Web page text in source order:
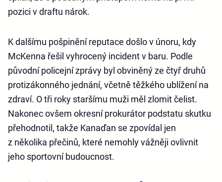
pozici v draftu nárok.
K dalšímu pošpinění reputace došlo v únoru, kdy
McKenna řešil vyhrocený incident v baru. Podle
původní policejní zprávy byl obviněný ze čtyř druhů
protizákonného jednání, včetně těžkého ublížení na
zdraví. O tři roky staršímu muži měl zlomit čelist.
Nakonec ovšem okresní prokurátor podstatu skutku
přehodnotil, takže Kanaďan se zpovídal jen
z několika přečinů, které nemohly vážněji ovlivnit
jeho sportovní budoucnost.